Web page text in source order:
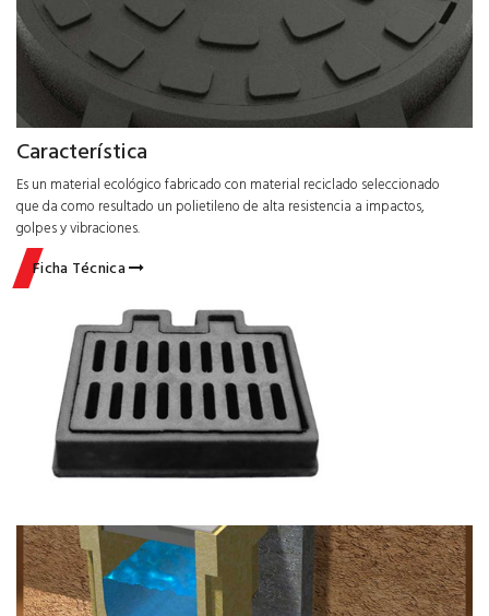
Característica
Es un material ecológico fabricado con material reciclado seleccionado
que da como resultado un polietileno de alta resistencia a impactos,
golpes y vibraciones.
Ficha Técnica